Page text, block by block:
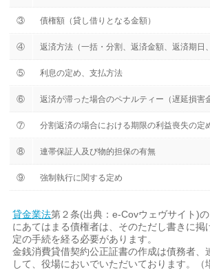
③ 債権額（貸し借りとなる金額）
④ 返済方法（一括・分割、返済金額、返済期日
⑤ 利息の定め、支払方法
⑥ 返済が滞った場合のペナルティー（遅延損害
⑦ 分割返済の場合における期限の利益喪失の定
⑧ 連帯保証人及び物的担保の有無
⑨ 強制執行に関する定め
貸金業法第２条(出典：e-Covウェヴサイト)
にあてはまる債権者は、そのただし書きに掲
定の手続を経る必要があります。
金銭消費貸借契約公正証書の作成は債務者、
して、役場においでいただいております。（